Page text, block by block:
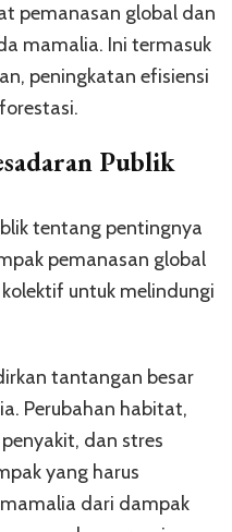
pemanasan global dan
mamalia. Ini termasuk
peningkatan efisiensi
Publik
tentang pentingnya
pemanasan global
untuk melindungi
tantangan besar
Perubahan habitat,
dan stres
yang harus
dari dampak